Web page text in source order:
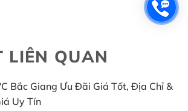
LIÊN QUAN
Bắc Giang Ưu Đãi Giá Tốt, Địa Chỉ &
Uy Tín